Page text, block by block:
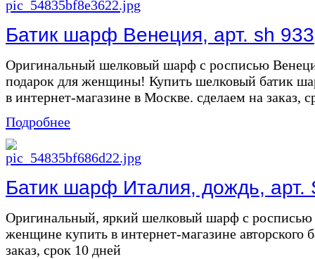
Батик шарф Венеция, арт. sh 933
Оригинальный шелковый шарф с росписью
подарок для женщины! Купить шелковый батик
в интернет-магазине в Москве. сделаем на заказ,
Подробнее
Батик шарф Италия, дождь, арт.
Оригинальный, яркий шелковый шарф с росписью
женщине купить в интернет-магазине авторского
заказ, срок 10 дней